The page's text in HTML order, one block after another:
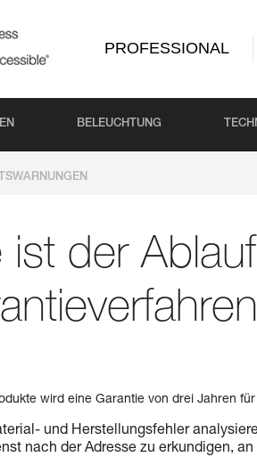
PROFESSIONAL
BELEUCHTUNG
ist der
wird eine Garantie von drei Jahren
und Herstellungsfehler
nach der Adresse zu erkundigen,